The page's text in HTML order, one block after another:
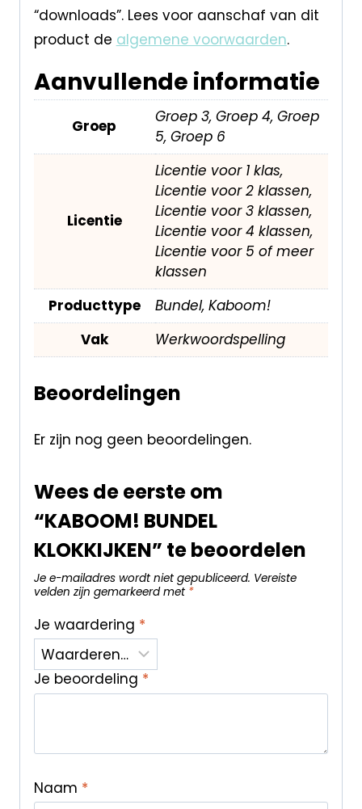
“downloads”. Lees voor aanschaf van dit
product de algemene voorwaarden.
Aanvullende informatie
Groep
Groep 3, Groep 4, Groep
5, Groep 6
Licentie
Licentie voor 1 klas,
Licentie voor 2 klassen,
Licentie voor 3 klassen,
Licentie voor 4 klassen,
Licentie voor 5 of meer
klassen
Producttype
Bundel, Kaboom!
Vak
Werkwoordspelling
Beoordelingen
Er zijn nog geen beoordelingen.
Wees de eerste om
“KABOOM! BUNDEL
KLOKKIJKEN” te beoordelen
Je e-mailadres wordt niet gepubliceerd. Vereiste
velden zijn gemarkeerd met *
Je waardering *
Je beoordeling *
Naam *